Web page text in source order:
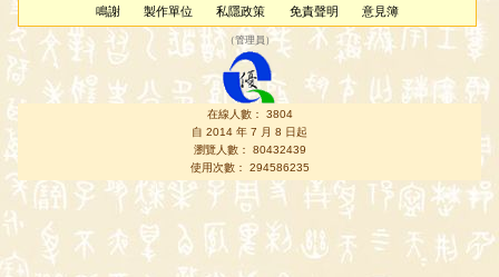
鳴謝
製作單位 私隱政策 免責聲明 意見簿
（管理員 ）
在線人數： 3804
自 2014 年 7 月 8 日起
瀏覽人數： 80432439
使用次數： 294586235